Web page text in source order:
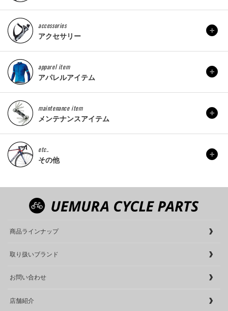
accessories
アクセサリー
apparel item
アパレルアイテム
maintenance item
メンテナンスアイテム
etc..
その他
商品ラインナップ
取り扱いブランド
お問い合わせ
店舗紹介